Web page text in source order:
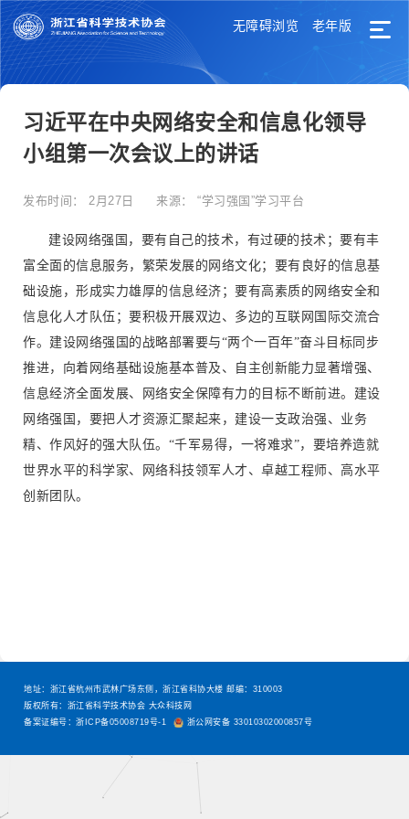
无障碍浏览 老年版
习近平在中央网络安全和信息化领导
小组第一次会议上的讲话
发布时间： 2月27日 来源： “学习强国”学习平台
建设网络强国，要有自己的技术，有过硬的技术；要有丰
富全面的信息服务，繁荣发展的网络文化；要有良好的信息基
础设施，形成实力雄厚的信息经济；要有高素质的网络安全和
信息化人才队伍；要积极开展双边、多边的互联网国际交流合
作。建设网络强国的战略部署要与“两个一百年”奋斗目标同步
推进，向着网络基础设施基本普及、自主创新能力显著增强、
信息经济全面发展、网络安全保障有力的目标不断前进。建设
网络强国，要把人才资源汇聚起来，建设一支政治强、业务
精、作风好的强大队伍。“千军易得，一将难求”，要培养造就
世界水平的科学家、网络科技领军人才、卓越工程师、高水平
创新团队。
地址：浙江省杭州市武林广场东侧，浙江省科协大楼 邮编：310003
版权所有：浙江省科学技术协会 大众科技网
备案证编号：浙ICP备05008719号-1
浙公网安备 33010302000857号